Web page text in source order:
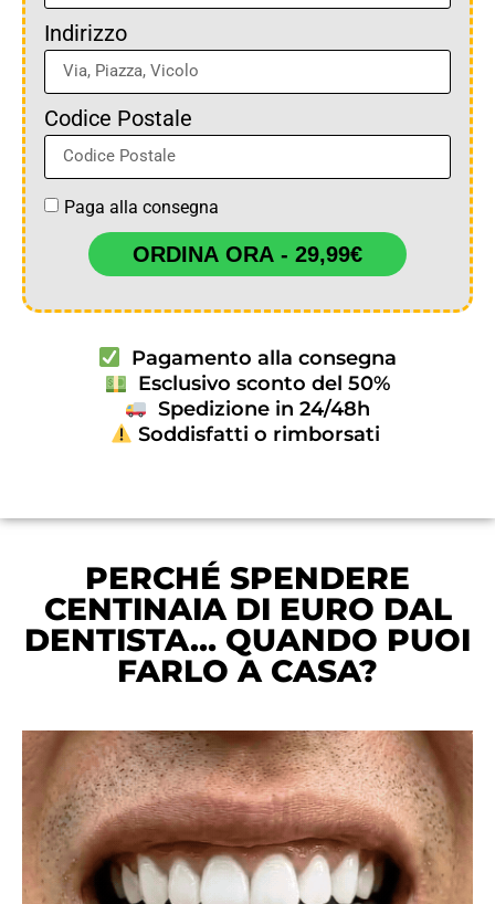
Indirizzo
Codice Postale
Paga alla consegna
ORDINA ORA - 29,99€
Pagamento alla consegna
Esclusivo sconto del 50%
Spedizione in 24/48h
Soddisfatti o rimborsati
PERCHÉ SPENDERE
CENTINAIA DI EURO DAL
DENTISTA… QUANDO PUOI
FARLO A CASA?